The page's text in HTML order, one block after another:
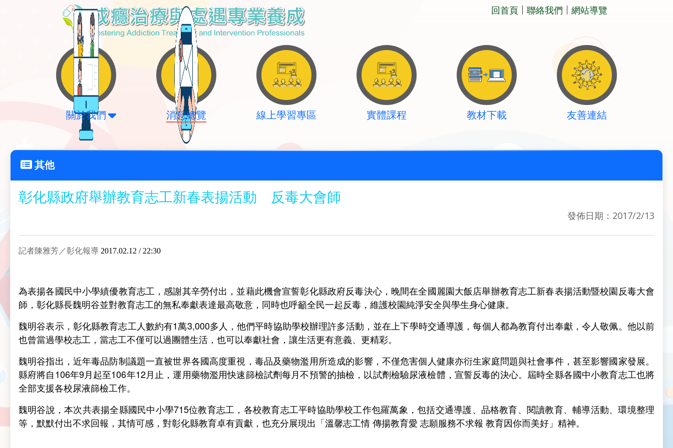
回首頁 聯絡我們 網站導覽
關於我們 消息總覽 線上學習專區 實體課程 教材下載 友善連結
其他
彰化縣政府舉辦教育志工新春表揚活動 反毒大會師
發佈日期：2017/2/13
記者陳雅芳／彰化報導 2017.02.12 / 22:30
為表揚各國民中小學績優教育志工，感謝其辛勞付出，並藉此機會宣誓彰化縣政府反毒決心，晚間在全國麗園大飯店舉辦教育志工新春表揚活動暨校園反毒大會
師，彰化縣長魏明谷並對教育志工的無私奉獻表達最高敬意，同時也呼籲全民一起反毒，維護校園純淨安全與學生身心健康。
魏明谷表示，彰化縣教育志工人數約有1萬3,000多人，他們平時協助學校辦理許多活動，並在上下學時交通導護，每個人都為教育付出奉獻，令人敬佩。他以前
也曾當過學校志工，當志工不僅可以過團體生活，也可以奉獻社會，讓生活更有意義、更精彩。
魏明谷指出，近年毒品防制議題一直被世界各國高度重視，毒品及藥物濫用所造成的影響，不僅危害個人健康亦衍生家庭問題與社會事件，甚至影響國家發展。
縣府將自106年9月起至106年12月止，運用藥物濫用快速篩檢試劑每月不預警的抽檢，以試劑檢驗尿液檢體，宣誓反毒的決心。屆時全縣各國中小教育志工也將
全部支援各校尿液篩檢工作。
魏明谷說，本次共表揚全縣國民中小學715位教育志工，各校教育志工平時協助學校工作包羅萬象，包括交通導護、品格教育、閱讀教育、輔導活動、環境整理
等，默默付出不求回報，其情可感，對彰化縣教育卓有貢獻，也充分展現出「溫馨志工情 傳揚教育愛 志願服務不求報 教育因你而美好」精神。